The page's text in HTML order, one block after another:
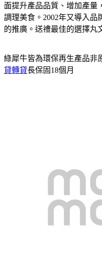
面提升產品品質、增加產量
調理美食。2002年又導入
的推廣。送禮最佳的選擇丸
綠犀牛皆為環保再生產品非
貸轉貸長保固18個月